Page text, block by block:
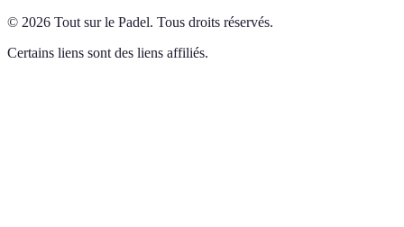
© 2026 Tout sur le Padel. Tous droits réservés.
Certains liens sont des liens affiliés.